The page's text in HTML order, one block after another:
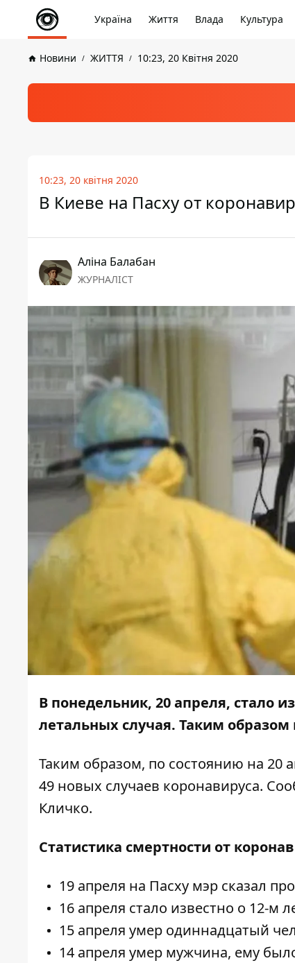
Україна Життя Влада Культура
Новини ЖИТТЯ 10:23, 20 Квітня 2020
10:23, 20 квітня 2020
В Киеве на Пасху от
Аліна Балабан
ЖУРНАЛІСТ
В понедельник, 20 апреля, стало
летальных случая. Таким образом
Таким образом, по состоянию на 20
49 новых случаев коронавируса.
Кличко.
Статистика смертности от
19 апреля на Пасху мэр сказал про
16 апреля стало известно о 12-м
15 апреля умер одиннадцатый
14 апреля умер мужчина, ему